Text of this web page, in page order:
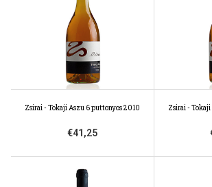
Zsirai - Tokaji Aszu 6 puttonyos 2010
€41,25
Zsirai -